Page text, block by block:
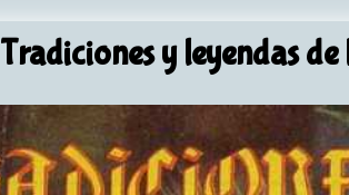
Tradiciones y leyendas